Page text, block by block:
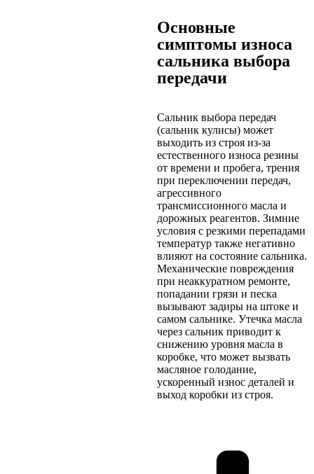
Основные
симптомы износа
сальника выбора
передачи
Сальник выбора передач
(сальник кулисы) может
выходить из строя из-за
естественного износа резины
от времени и пробега, трения
при переключении передач,
агрессивного
трансмиссионного масла и
дорожных реагентов. Зимние
условия с резкими перепадами
температур также негативно
влияют на состояние сальника.
Механические повреждения
при неаккуратном ремонте,
попадании грязи и песка
вызывают задиры на штоке и
самом сальнике. Утечка масла
через сальник приводит к
снижению уровня масла в
коробке, что может вызвать
масляное голодание,
ускоренный износ деталей и
выход коробки из строя.